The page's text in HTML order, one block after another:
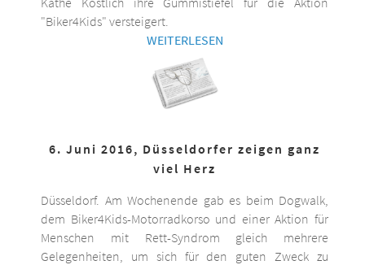
"Biker4Kids" versteigert.
WEITERLESEN
6. Juni 2016, Düsseldorfer zeigen ganz
viel Herz
Düsseldorf. Am Wochenende gab es beim Dogwalk,
dem Biker4Kids-Motorradkorso und einer Aktion für
Menschen mit Rett-Syndrom gleich mehrere
Gelegenheiten, um sich für den guten Zweck zu